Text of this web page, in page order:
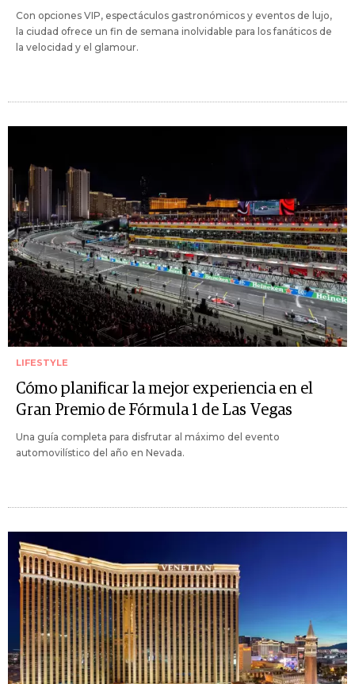
Con opciones VIP, espectáculos gastronómicos y eventos de lujo,
la ciudad ofrece un fin de semana inolvidable para los fanáticos de
la velocidad y el glamour.
LIFESTYLE
Cómo planificar la mejor experiencia en el
Gran Premio de Fórmula 1 de Las Vegas
Una guía completa para disfrutar al máximo del evento
automovilístico del año en Nevada.